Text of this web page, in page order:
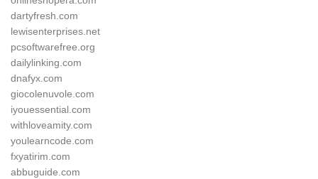
dartyfresh.com
lewisenterprises.net
pcsoftwarefree.org
dailylinking.com
dnafyx.com
giocolenuvole.com
iyouessential.com
withloveamity.com
youlearncode.com
fxyatirim.com
abbuguide.com